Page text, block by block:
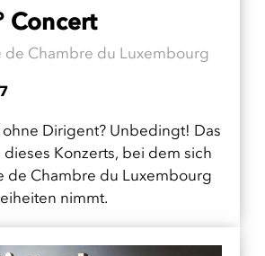
Concert
de Chambre du Luxembourg
Dirigent? Unbedingt! Das
dieses Konzerts, bei dem sich
de Chambre du Luxembourg
nimmt.